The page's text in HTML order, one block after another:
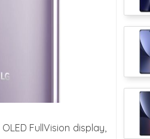
FullVision display,